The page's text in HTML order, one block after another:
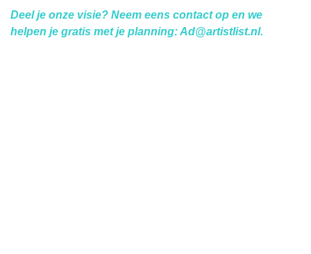
Deel je onze visie? Neem eens contact op en we
helpen je gratis met je planning:Ad@artistlist.nl.